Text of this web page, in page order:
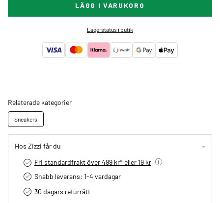
LÄGG I VARUKORG
Lagerstatus i butik
Relaterade kategorier
Sneakers
Hos Zizzi får du
Fri standardfrakt över 499 kr* eller 19 kr
Snabb leverans: 1-4 vardagar
30 dagars returrätt­